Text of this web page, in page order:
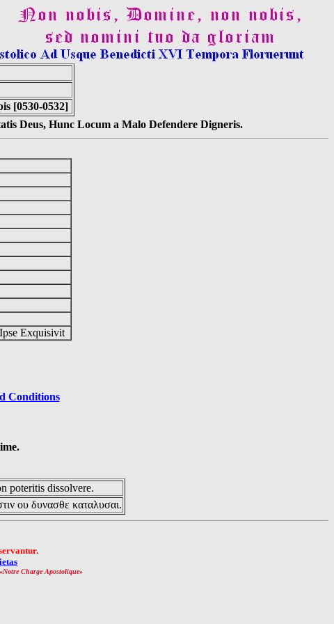
[0530-0532]
Deus, Hunc Locum a Malo Defendere Digneris.
Exquisivit
Conditions
poteritis dissolvere.
ου δυνασθε καταλυσαι.
Notre Charge Apostolique»